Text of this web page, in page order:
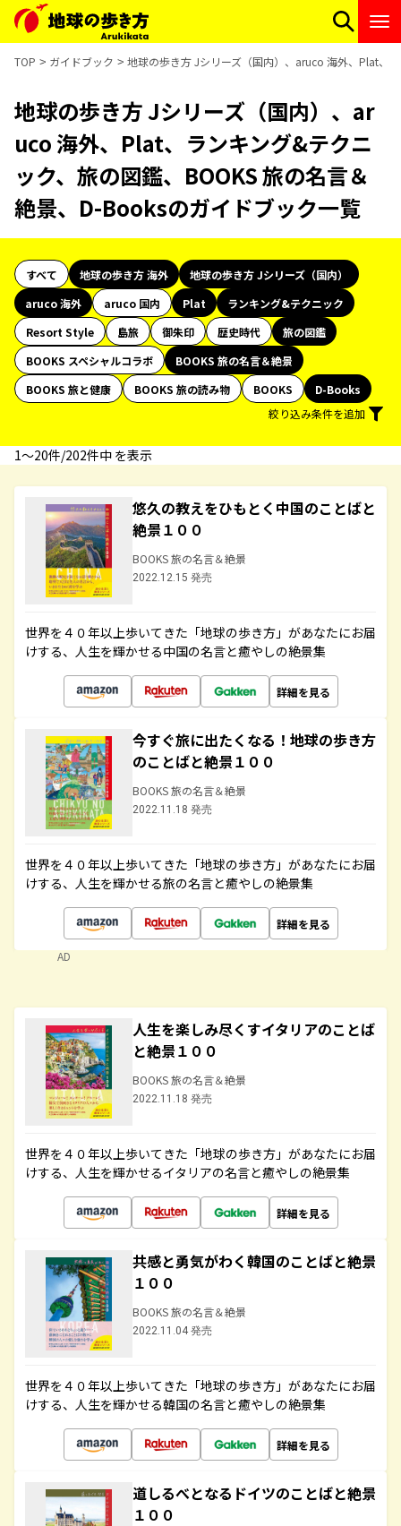
TOP ガイドブック 地球の歩き方 Jシリーズ（国内）、aruco 海外、Plat、
地球の歩き方 Jシリーズ（国内）、ar
uco 海外、Plat、ランキング&テクニ
ック、旅の図鑑、BOOKS 旅の名言＆
絶景、D-Booksのガイドブック一覧
すべて 地球の歩き方 海外
地球の歩き方 Jシリーズ（国内）
aruco 海外
aruco 国内 Plat
ランキング&テクニック
Resort Style
島旅 御朱印 歴史時代
旅の図鑑
BOOKS スペシャルコラボ
BOOKS 旅の名言＆絶景
BOOKS 旅と健康
BOOKS 旅の読み物 BOOKS
D-Books
絞り込み条件を追加
1〜20件/202件中 を表示
悠久の教えをひもとく中国のことばと
絶景１００
BOOKS 旅の名言＆絶景
2022.12.15 発売
世界を４０年以上歩いてきた「地球の歩き方」があなたにお届
けする、人生を輝かせる中国の名言と癒やしの絶景集
詳細を見る
今すぐ旅に出たくなる！地球の歩き方
のことばと絶景１００
BOOKS 旅の名言＆絶景
2022.11.18 発売
世界を４０年以上歩いてきた「地球の歩き方」があなたにお届
けする、人生を輝かせる旅の名言と癒やしの絶景集
詳細を見る
AD
人生を楽しみ尽くすイタリアのことば
と絶景１００
BOOKS 旅の名言＆絶景
2022.11.18 発売
世界を４０年以上歩いてきた「地球の歩き方」があなたにお届
けする、人生を輝かせるイタリアの名言と癒やしの絶景集
詳細を見る
共感と勇気がわく韓国のことばと絶景
１００
BOOKS 旅の名言＆絶景
2022.11.04 発売
世界を４０年以上歩いてきた「地球の歩き方」があなたにお届
けする、人生を輝かせる韓国の名言と癒やしの絶景集
詳細を見る
道しるべとなるドイツのことばと絶景
１００